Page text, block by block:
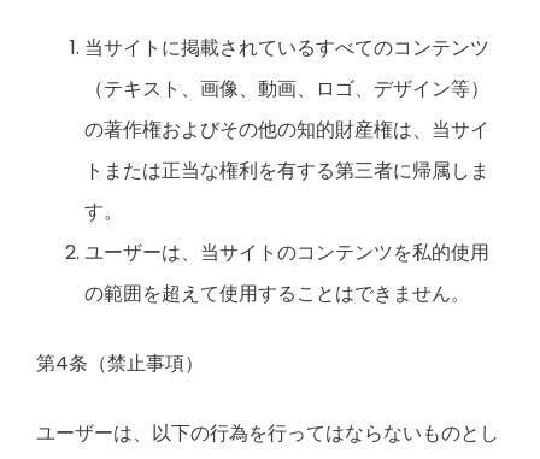
当サイトに掲載されているすべてのコンテンツ
（テキスト、画像、動画、ロゴ、デザイン等）
の著作権およびその他の知的財産権は、当サイ
トまたは正当な権利を有する第三者に帰属しま
す。
ユーザーは、当サイトのコンテンツを私的使用
の範囲を超えて使用することはできません。
第4条（禁止事項）
ユーザーは、以下の行為を行ってはならないものとし